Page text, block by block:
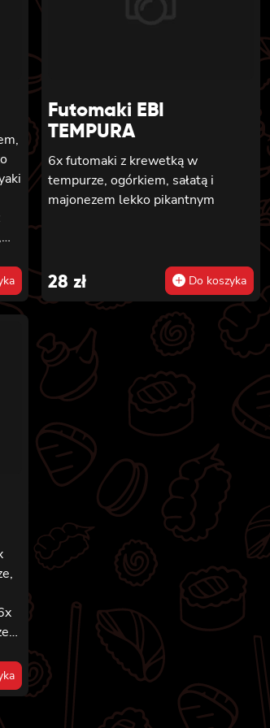
pikantnym, 8x maki z ogórkiem
Futomaki EBI
TEMPURA
6x futomaki z krewetką w
tempurze, ogórkiem, sałatą i
majonezem lekko pikantnym
28 zł Do koszyka